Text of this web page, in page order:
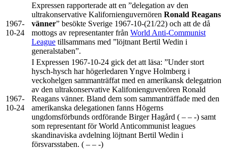
1967-
10-24
Expressen rapporterade att en ”delegation av den
ultrakonservative Kalifornienguvernören Ronald Reagans
vänner” besökte Sverige 1967-10-(21/22) och att de då
mottogs av representanter från World Anti-Communist
League tillsammans med ”löjtnant Bertil Wedin i
generalstaben”.
1967-
10-24
I Expressen 1967-10-24 gick det att läsa: ”Under stort
hysch-hysch har högerledaren Yngve Holmberg i
veckohelgen sammanträffat med en amerikansk delegatrion
av den ultrakonservative Kalifonienguvenören Ronald
Reagans vänner. Bland dem som sammanträffade med den
amerikanska delegationen fanns Högerns
ungdomsförbunds ordförande Birger Hagård ( – – -) samt
som representant för World Anticommunist leagues
skandinaviska avdelning löjtnant Bertil Wedin i
försvarsstaben. ( – – -)